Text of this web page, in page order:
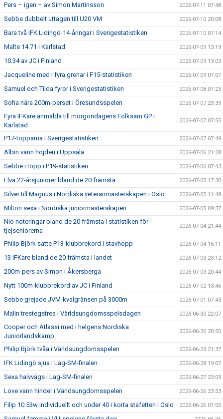
Pers – igen – av Simon Martinsson 2026-07-11 07:48
Sebbe dubbelt uttagen till U20 VM 2026-07-10 20:08
Bara två IFK Lidingö-14-åringar i Sverigestatistiken 2026-07-10 07:14
Malte 14.71 i Karlstad 2026-07-09 13:19
10.34 av JC i Finland 2026-07-09 13:03
Jacqueline med i fyra grenar i F15-statistiken 2026-07-09 07:07
Samuel och Tilda fyror i Sverigestatistiken 2026-07-08 07:23
Sofia nära 200m-perset i Öresundsspelen 2026-07-07 23:39
Fyra IFKare anmälda till morgondagens Folksam GP i
Karlstad
2026-07-07 07:55
P17-topparna i Sverigestatistiken 2026-07-07 07:49
Albin vann höjden i Uppsala 2026-07-06 21:28
Sebbe i topp i P19-statistiken 2026-07-06 07:43
Elva 22-årsjuniorer bland de 20 främsta 2026-07-05 17:30
Silver till Magnus i Nordiska veteranmästerskapen i Oslo 2026-07-05 11:48
Milton sexa i Nordiska juniormästerskapen 2026-07-05 09:37
Nio noteringar bland de 20 främsta i statistiken för
tjejseniorerna
2026-07-04 21:44
Philip Björk satte P13-klubbrekord i stavhopp 2026-07-04 16:11
13 IFKare bland de 20 främsta i landet 2026-07-03 23:12
200m-pers av Simon i Åkersberga 2026-07-03 20:44
Nytt 100m-klubbrekord av JC i Finland 2026-07-02 13:46
Sebbe grejade JVM-kvalgränsen på 3000m 2026-07-01 07:43
Malin trestegstrea i Världsungdomsspelsdagen 2026-06-30 22:07
Cooper och Atlassi med i helgens Nordiska
Juniorlandskamp
2026-06-30 20:50
Philip Björk tvåa i Världsungdomsspelen 2026-06-29 21:37
IFK Lidingö sjua i Lag-SM-finalen 2026-06-28 19:07
Sexa halvvägs i Lag-SM-finalen 2026-06-27 23:09
Love vann hinder i Världsungdomsspelen 2026-06-26 23:53
Filip 10.53w individuellt och under 40 i korta stafetten i Oslo 2026-06-26 07:05